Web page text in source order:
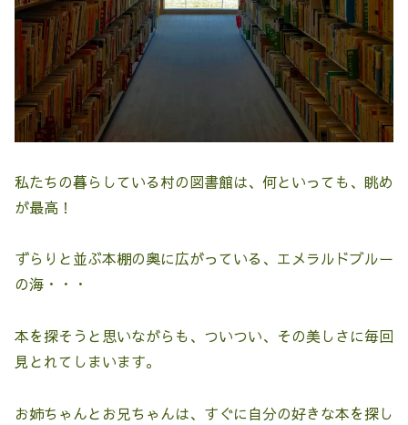
私たちの暮らしている村の図書館は、何といっても、眺め
が最高！
ずらりと並ぶ本棚の奥に広がっている、エメラルドブルー
の海・・・
本を探そうと思いながらも、ついつい、その美しさに毎回
見とれてしまいます。
お姉ちゃんとお兄ちゃんは、すぐに自分の好きな本を探し